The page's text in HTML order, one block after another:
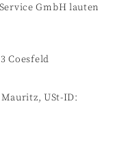
GmbH lauten
Coesfeld
USt-ID: